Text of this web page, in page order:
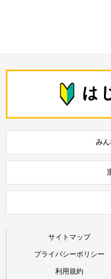
み
サイトマップ
プライバシーポリシー
利用規約